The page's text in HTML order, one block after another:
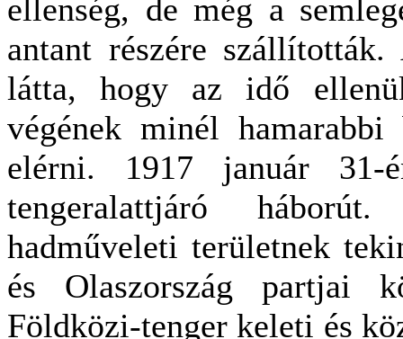
ellenség, de még a
antant részére
látta, hogy az idő
végének minél hamarabbi
elérni. 1917 január 31-
tengeralattjáró
hadműveleti területnek
és Olaszország partjai
Földközi-tenger keleti és